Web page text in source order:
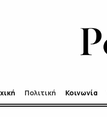
Πολιτική Κοινωνία